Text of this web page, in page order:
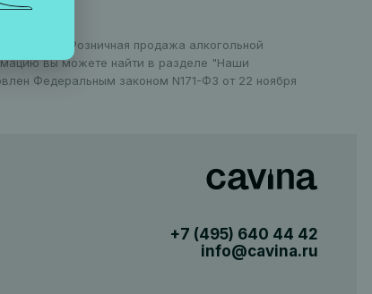
в Москве. Розничная продажа алкогольной
вы можете найти в разделе "Наши
Федеральным законом N171-ФЗ от 22 ноября
+7 (495) 640 44 42
info@cavina.ru